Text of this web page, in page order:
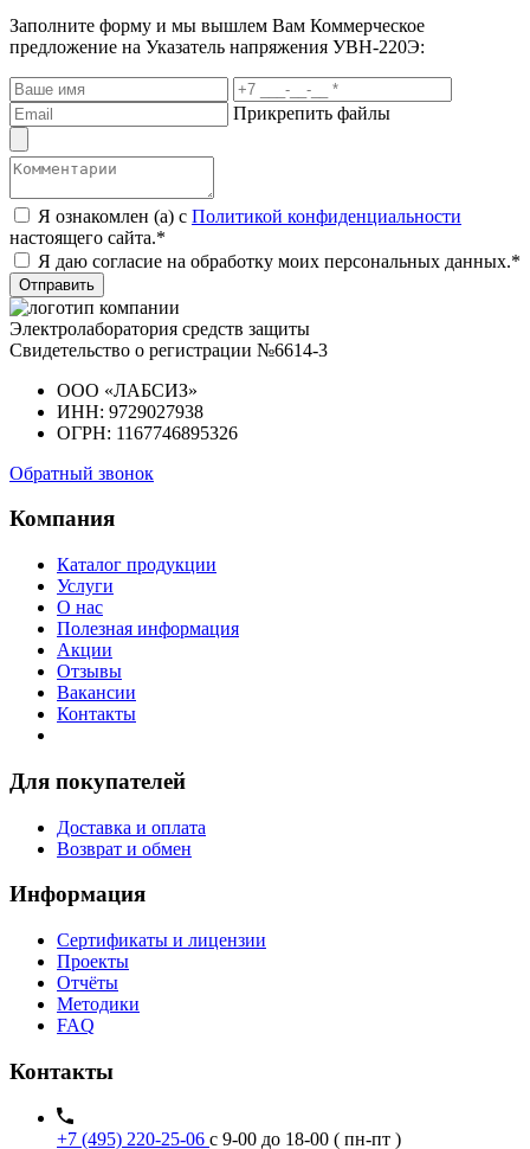
Заполните форму и мы вышлем Вам Коммерческое
предложение на Указатель напряжения УВН-220Э:
Прикрепить файлы
Я ознакомлен (а) с Политикой конфиденциальности
настоящего сайта.*
Я даю согласие на обработку моих персональных данных.*
Отправить
Электролаборатория средств защиты
Свидетельство о регистрации №6614-3
ООО «ЛАБСИЗ»
ИНН: 9729027938
ОГРН: 1167746895326
Обратный звонок
Компания
Каталог продукции
Услуги
О нас
Полезная информация
Акции
Отзывы
Вакансии
Контакты
Для покупателей
Доставка и оплата
Возврат и обмен
Информация
Сертификаты и лицензии
Проекты
Отчёты
Методики
FAQ
Контакты
+7 (495) 220-25-06 с 9-00 до 18-00 ( пн-пт )